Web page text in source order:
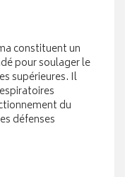
constituent un
pour soulager le
supérieures. Il
du
défenses